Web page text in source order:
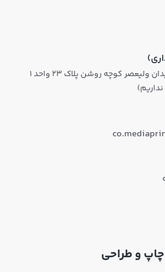
تهران، بالاتر از میدان ولیعصر کوچه روشن پلاک ۲۳ واحد ۱
و طراحی